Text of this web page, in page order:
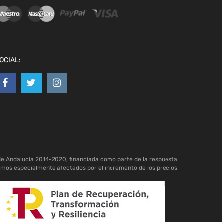
Andalucía 2014-2020, financiada como parte de la respuesta
especialmente afectados por el incremento de los precios